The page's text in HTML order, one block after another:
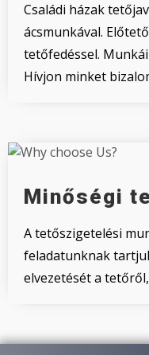
Családi házak
ácsmunkával.
tetőfedéssel.
Hívjon minket
Minőségi
A tetőszigetelési
feladatunknak
elvezetését a